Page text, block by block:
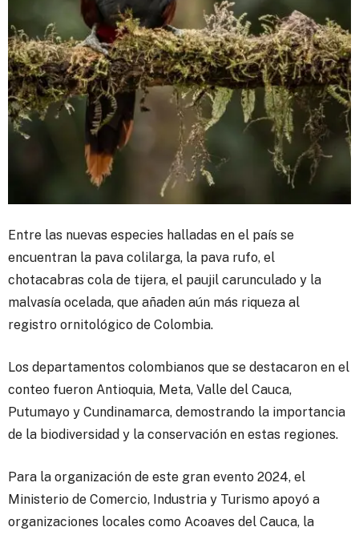
Entre las nuevas especies halladas en el país se
encuentran la pava colilarga, la pava rufo, el
chotacabras cola de tijera, el paujil carunculado y la
malvasía ocelada, que añaden aún más riqueza al
registro ornitológico de Colombia.
Los departamentos colombianos que se destacaron en el
conteo fueron Antioquia, Meta, Valle del Cauca,
Putumayo y Cundinamarca, demostrando la importancia
de la biodiversidad y la conservación en estas regiones.
Para la organización de este gran evento 2024, el
Ministerio de Comercio, Industria y Turismo apoyó a
organizaciones locales como Acoaves del Cauca, la